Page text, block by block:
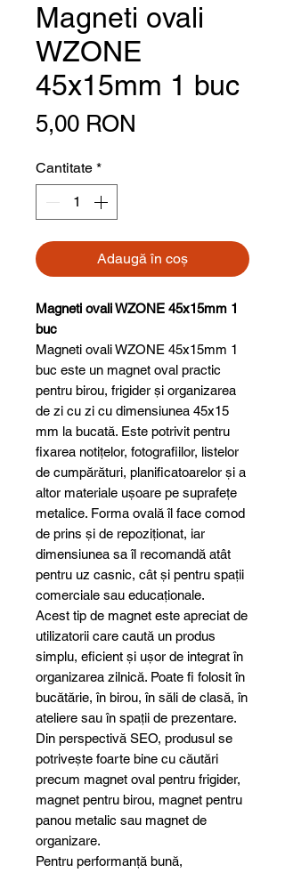
Magneti ovali
WZONE
45x15mm 1 buc
5,00 RON
Cantitate *
Adaugă în coș
Magneti ovali WZONE 45x15mm 1
buc
Magneti ovali WZONE 45x15mm 1
buc este un magnet oval practic
pentru birou, frigider și organizarea
de zi cu zi cu dimensiunea 45x15
mm la bucată. Este potrivit pentru
fixarea notițelor, fotografiilor, listelor
de cumpărături, planificatoarelor și a
altor materiale ușoare pe suprafețe
metalice. Forma ovală îl face comod
de prins și de repoziționat, iar
dimensiunea sa îl recomandă atât
pentru uz casnic, cât și pentru spații
comerciale sau educaționale.
Acest tip de magnet este apreciat de
utilizatorii care caută un produs
simplu, eficient și ușor de integrat în
organizarea zilnică. Poate fi folosit în
bucătărie, în birou, în săli de clasă, în
ateliere sau în spații de prezentare.
Din perspectivă SEO, produsul se
potrivește foarte bine cu căutări
precum magnet oval pentru frigider,
magnet pentru birou, magnet pentru
panou metalic sau magnet de
organizare.
Pentru performanță bună,